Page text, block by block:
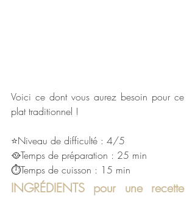
Voici ce dont vous aurez besoin pour ce
plat traditionnel !
⭐Niveau de difficulté : 4/5
🥘Temps de préparation : 25 min
⏱Temps de cuisson : 15 min
INGRÉDIENTS pour une recette